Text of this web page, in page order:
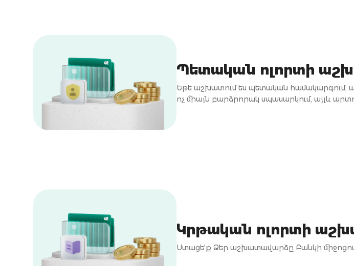
Պետական ոլորտի
Եթե աշխատում ես պետական
ոչ միայն բարձրորակ սպասարկում, այլև
Կրթական ոլորտի
Ստացե'ք Ձեր աշխատավարձը Բանկի